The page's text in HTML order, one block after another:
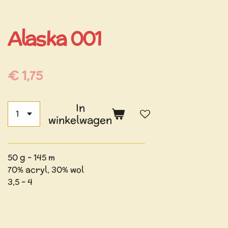
Alaska 001
€ 1,75
In
winkelwagen
50 g - 145 m
70% acryl, 30% wol
3,5 - 4